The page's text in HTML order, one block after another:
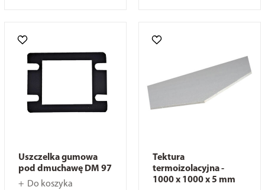
Uszczelka gumowa
pod dmuchawę DM 97
Do koszyka
Tektura
termoizolacyjna -
1000 x 1000 x 5 mm